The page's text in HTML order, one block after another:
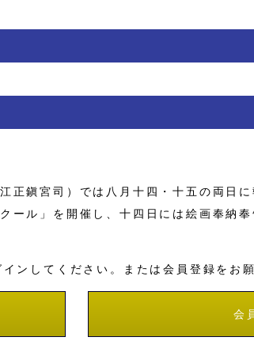
鎭宮司）では八月十四・十五の両日
ール」を開催し、十四日には絵画奉納
ンしてください。または会員登録をお
会